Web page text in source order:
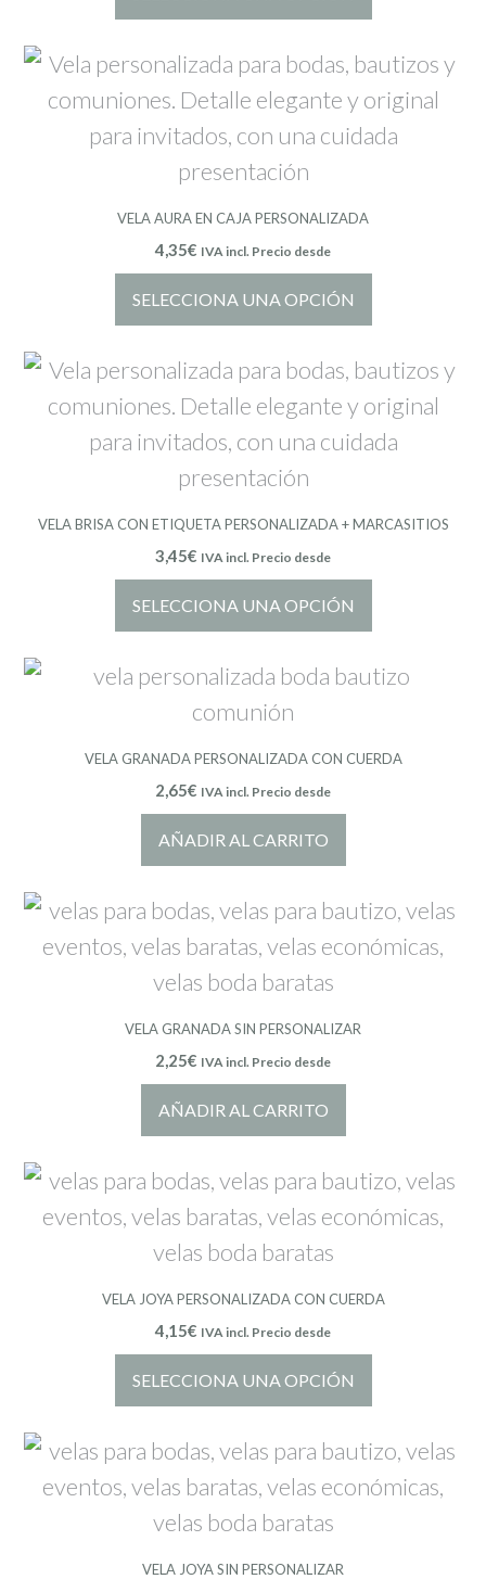
VELA AURA EN CAJA PERSONALIZADA
4,35€ IVA incl. Precio desde
SELECCIONA UNA OPCIÓN
VELA BRISA CON ETIQUETA PERSONALIZADA + MARCASITIOS
3,45€ IVA incl. Precio desde
SELECCIONA UNA OPCIÓN
VELA GRANADA PERSONALIZADA CON CUERDA
2,65€ IVA incl. Precio desde
AÑADIR AL CARRITO
VELA GRANADA SIN PERSONALIZAR
2,25€ IVA incl. Precio desde
AÑADIR AL CARRITO
VELA JOYA PERSONALIZADA CON CUERDA
4,15€ IVA incl. Precio desde
SELECCIONA UNA OPCIÓN
VELA JOYA SIN PERSONALIZAR